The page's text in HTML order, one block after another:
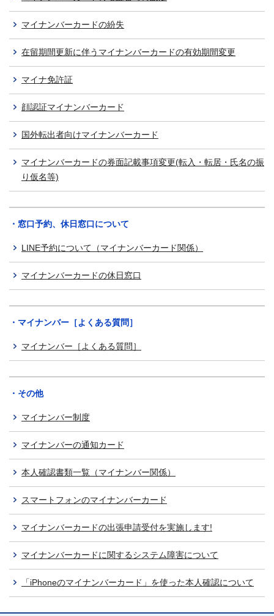
マイナンバーカードの紛失
在留期間更新に伴うマイナンバーカードの有効期間変更
マイナ免許証
顔認証マイナンバーカード
国外転出者向けマイナンバーカード
マイナンバーカードの券面記載事項変更(転入・転居・氏名の振
り仮名等)
・窓口予約、休日窓口について
LINE予約について（マイナンバーカード関係）
マイナンバーカードの休日窓口
・マイナンバー［よくある質問］
マイナンバー［よくある質問］
・その他
マイナンバー制度
マイナンバーの通知カード
本人確認書類一覧（マイナンバー関係）
スマートフォンのマイナンバーカード
マイナンバーカードの出張申請受付を実施します!
マイナンバーカードに関するシステム障害について
「iPhoneのマイナンバーカード」を使った本人確認について